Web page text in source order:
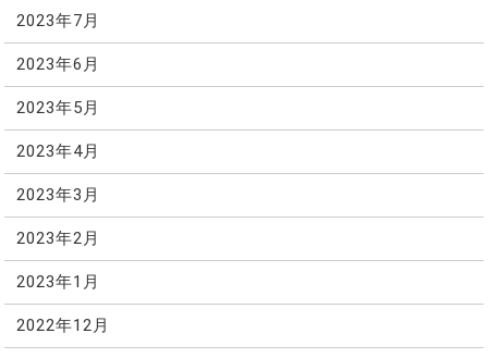
2023年7月
2023年6月
2023年5月
2023年4月
2023年3月
2023年2月
2023年1月
2022年12月